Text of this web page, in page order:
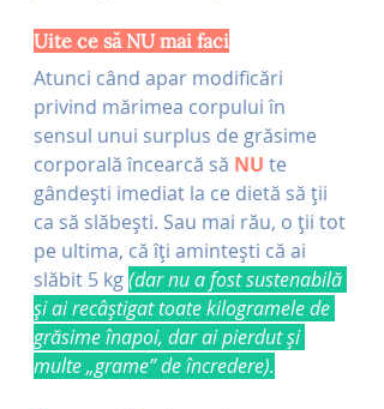
Uite ce să NU mai faci
Atunci când apar modificări
privind mărimea corpului în
sensul unui surplus de grăsime
corporală încearcă să NU te
gândești imediat la ce dietă să ții
ca să slăbești. Sau mai rău, o ții tot
pe ultima, că îți amintești că ai
slăbit 5 kg(dar nu a fost sustenabilă
și ai recâștigat toate kilogramele de
grăsime înapoi, dar ai pierdut și
multe „grame” de încredere).